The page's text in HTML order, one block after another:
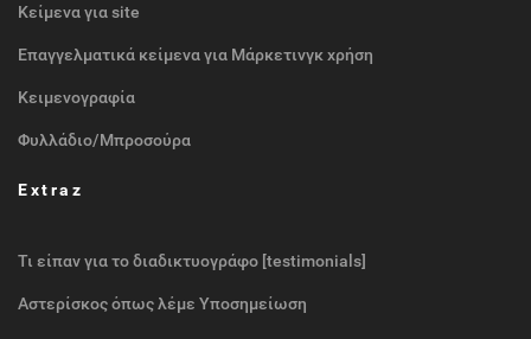
Κείμενα για site
Επαγγελματικά κείμενα για Μάρκετινγκ χρήση
Κειμενογραφία
Φυλλάδιο/Μπροσούρα
Extraz
Τι είπαν για το διαδικτυογράφο [testimonials]
Αστερίσκος όπως λέμε Υποσημείωση